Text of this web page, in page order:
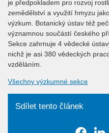
je předpokladem pro rozvoj
zemědělství a využití hmyzu
výzkum. Botanický ústav též
významnou součástí českého
Sekce zahrnuje 4 vědecké
nichž je asi 380 vědeckých
vzděláním.
Všechny výzkumné sekce
Sdílet tento článek